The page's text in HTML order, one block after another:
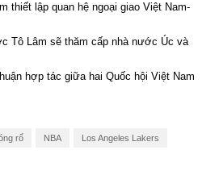
thiết lập quan hệ ngoại giao Việt Nam-
Tô Lâm sẽ thăm cấp nhà nước Úc và
hợp tác giữa hai Quốc hội Việt Nam
rổ NBA Los Angeles Lakers